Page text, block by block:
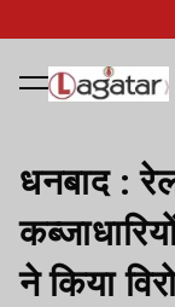
धनबाद :
ने किया